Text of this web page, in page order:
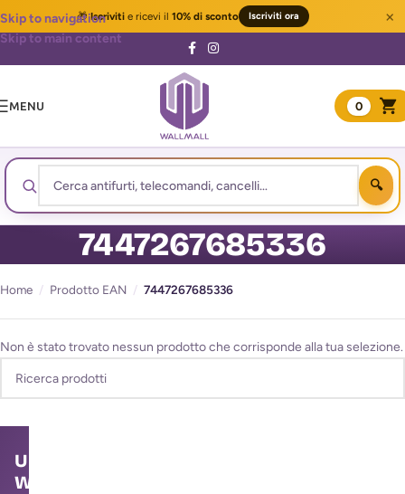
🎁Iscrivitie ricevi il 10% di sconto Iscriviti ora ×
Skip to navigation
Skip to main content
MENU 0
7447267685336
Home / Prodotto EAN / 7447267685336
Non è stato trovato nessun prodotto che corrisponde alla tua selezione.
Unisciti alla community
WallMall